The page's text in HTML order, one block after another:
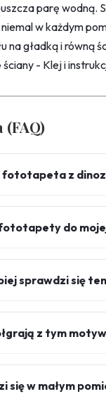
parę wodną.
w każdym
na gładką i równą
- Klej i
z
do
sprawdzi się
z tym
się w małym